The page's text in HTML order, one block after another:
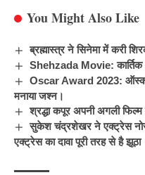
You Might Also Like
ब्रह्मास्त्र ने सिनेमा में करी
Shehzada Movie: कार्तिक
Oscar Award 2023: ऑस्कर
मनाया जश्न।
श्रद्धा कपूर अपनी अगली
सुकेश चंद्रशेखर ने एक्ट्रेस
एक्ट्रेस का दावा पूरी तरह से है झूठा